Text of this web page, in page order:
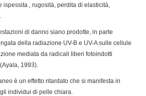
ispessita , rugosità, perdita di elasticità,
di danno siano prodotte, in parte
della radiazione UV-B e UV-A sulle cellule
mediata da radicali liberi fotoindotti
1993).
è un effetto ritardato che si manifesta in
individui di pelle chiara.